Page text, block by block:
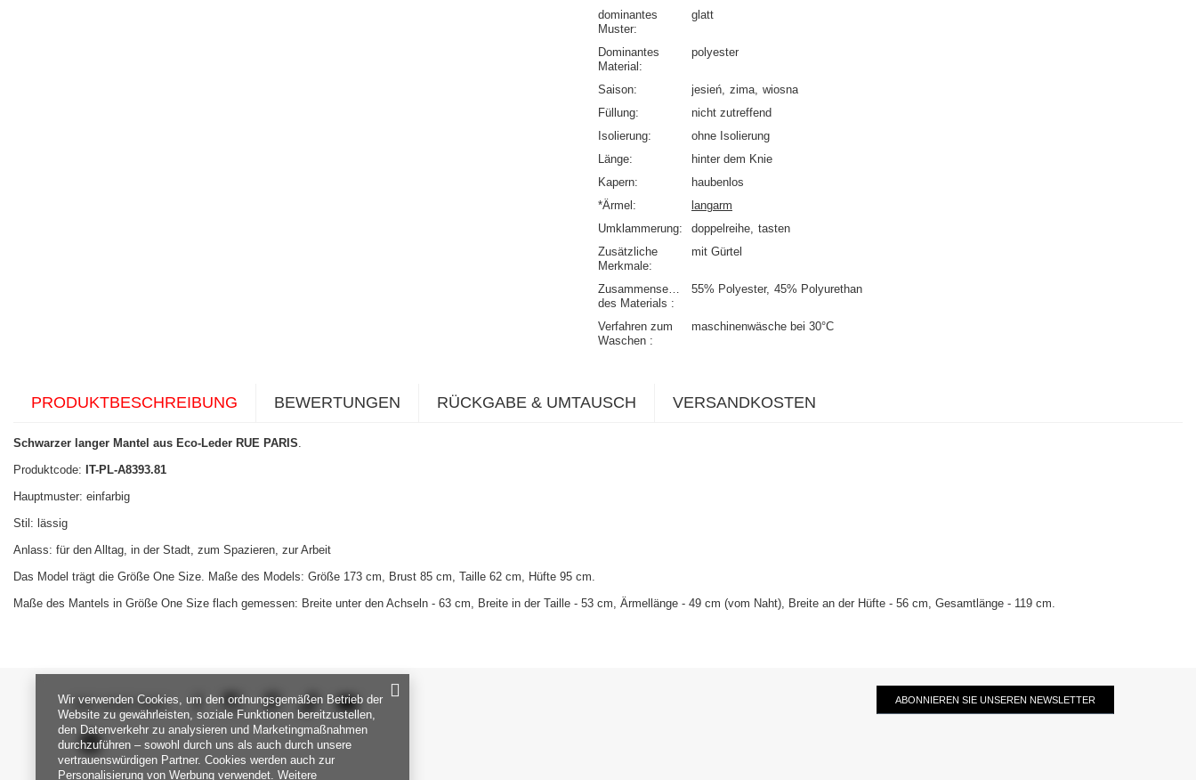
dominantes
Muster
glatt
Dominantes
Material
polyester
Saison jesień zima wiosna
Füllung
nicht zutreffend
Isolierung
ohne Isolierung
Länge
hinter dem Knie
Kapern
haubenlos
*Ärmel
langarm
Umklammerung
doppelreihe tasten
Zusätzliche
Merkmale
mit Gürtel
Zusammensetzung
des Materials
55% Polyester 45% Polyurethan
Verfahren zum
Waschen
maschinenwäsche bei 30°C
PRODUKTBESCHREIBUNG BEWERTUNGEN RÜCKGABE & UMTAUSCH VERSANDKOSTEN
Schwarzer langer Mantel aus Eco-Leder RUE PARIS.
Produktcode: IT-PL-A8393.81
Hauptmuster: einfarbig
Stil: lässig
Anlass: für den Alltag, in der Stadt, zum Spazieren, zur Arbeit
Das Model trägt die Größe One Size. Maße des Models: Größe 173 cm, Brust 85 cm, Taille 62 cm, Hüfte 95 cm.
Maße des Mantels in Größe One Size flach gemessen: Breite unter den Achseln - 63 cm, Breite in der Taille - 53 cm, Ärmellänge - 49 cm (vom Naht), Breite an der Hüfte - 56 cm, Gesamtlänge - 119 cm.
SEI UNS NAH ABONNIEREN SIE UNSEREN NEWSLETTER
Wir verwenden Cookies, um den ordnungsgemäßen Betrieb der
Website zu gewährleisten, soziale Funktionen bereitzustellen,
den Datenverkehr zu analysieren und Marketingmaßnahmen
durchzuführen – sowohl durch uns als auch durch unsere
vertrauenswürdigen Partner. Cookies werden auch zur
Personalisierung von Werbung verwendet. Weitere